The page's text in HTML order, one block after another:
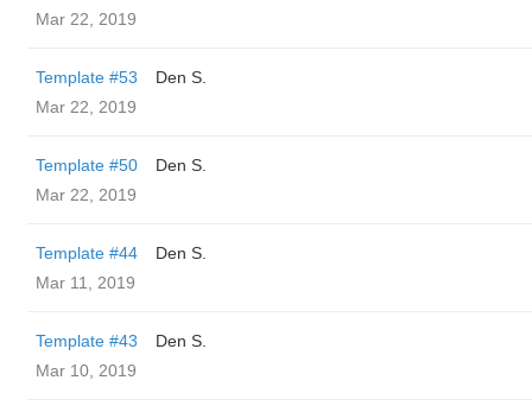
Mar 22, 2019
Template #53
Den S.
Mar 22, 2019
Template #50
Den S.
Mar 22, 2019
Template #44
Den S.
Mar 11, 2019
Template #43
Den S.
Mar 10, 2019